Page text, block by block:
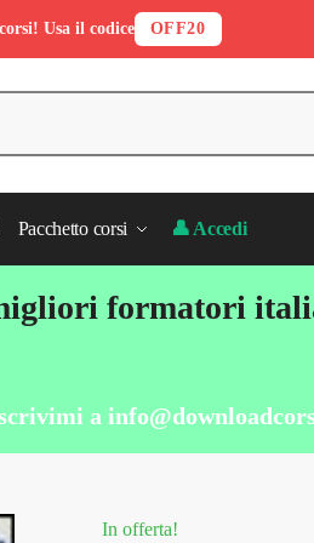
Pacchetto corsi 👤 Accedi
formatori
a
In offerta!
Usa il codice OFF20